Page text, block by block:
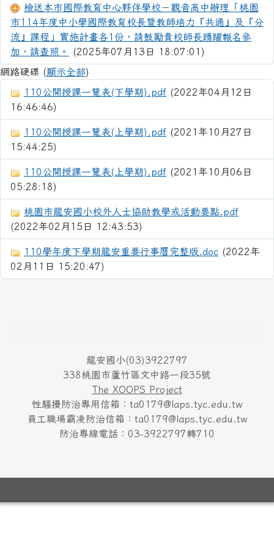
檢送本市國際教育中心夥伴學校－觀音高中辦理「桃園
市114年度中小學國際教育校長暨教師培力『共通』及『分
流』課程」實施計畫各1份，請鼓勵貴校師長踴躍報名參
加，請查照。
(2025年07月13日 18:07:01)
網路硬碟 (顯示全部)
110公開授課一覽表(下學期).pdf (2022年04月12日
16:46:46)
110公開授課一覽表(上學期).pdf (2021年10月27日
15:44:25)
110公開授課一覽表(上學期).pdf (2021年10月06日
05:28:18)
桃園市龍安國小校外人士協助教學或活動要點.pdf
(2022年02月15日 12:43:53)
110學年度下學期龍安重要行事曆完整版.doc (2022年
02月11日 15:20:47)
龍安國小(03)3922797
338桃園市蘆竹區文中路一段35號
The XOOPS Project
性騷擾防治專用信箱：ta0179@laps.tyc.edu.tw
員工職場霸凌防治信箱：ta0179@laps.tyc.edu.tw
防治專線電話：03-3922797轉710